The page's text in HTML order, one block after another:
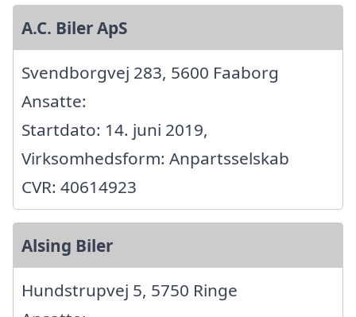
A.C. Biler ApS
Svendborgvej 283, 5600 Faaborg
Ansatte:
Startdato: 14. juni 2019,
Virksomhedsform: Anpartsselskab
CVR: 40614923
Alsing Biler
Hundstrupvej 5, 5750 Ringe